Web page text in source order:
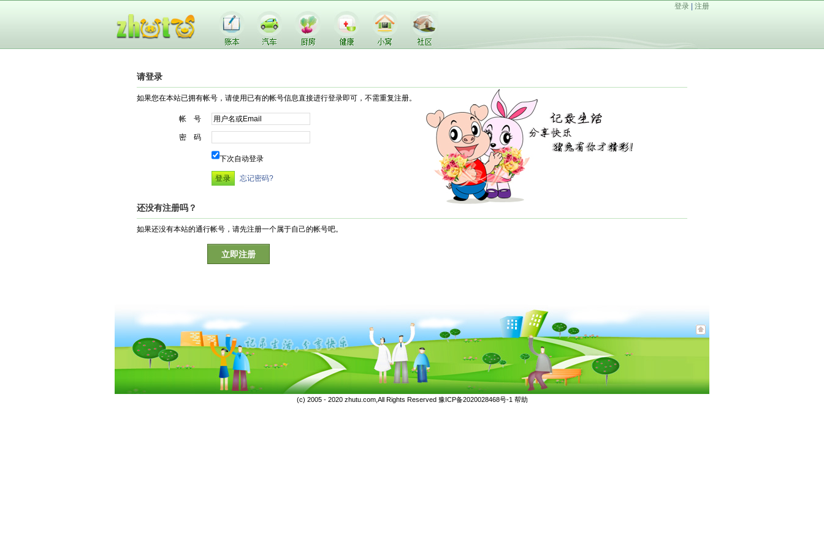
登录 注册
请登录
如果您在本站已拥有帐号，请使用已有的帐号信息直接进行登录即可，不需重复注册。
帐 号
密 码
下次自动登录
忘记密码?
还没有注册吗？
如果还没有本站的通行帐号，请先注册一个属于自己的帐号吧。
立即注册
(c) 2005 - 2020 zhutu.com,All Rights Reserved 豫ICP备2020028468号-1 帮助